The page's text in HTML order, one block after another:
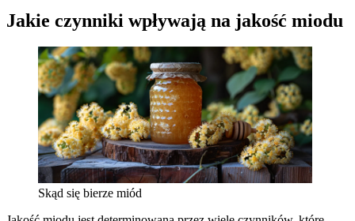
Jakie czynniki wpływają na jakość miodu
Skąd się bierze miód